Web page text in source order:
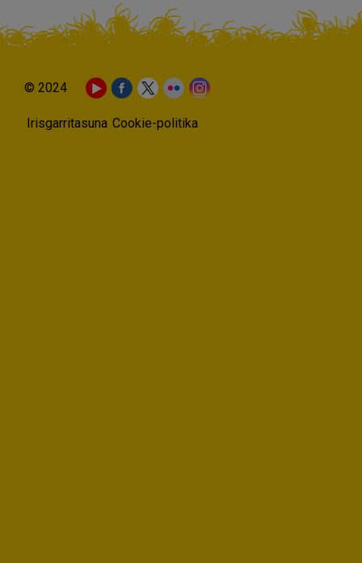
© 2024
Irisgarritasuna Cookie-politika